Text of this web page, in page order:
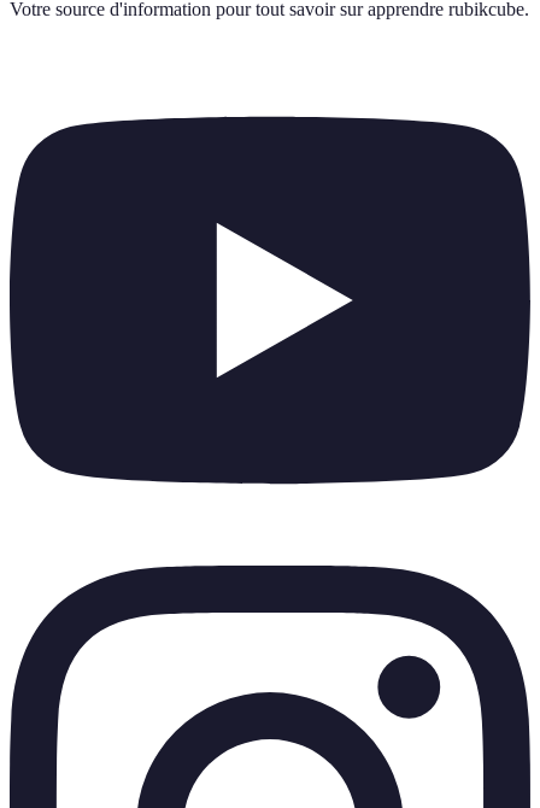
Votre source d'information pour tout savoir sur apprendre rubikcube.